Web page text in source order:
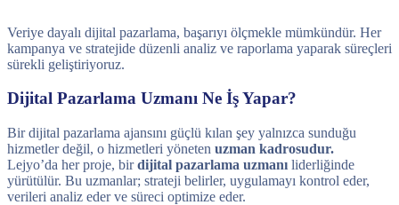
Veriye dayalı dijital pazarlama, başarıyı ölçmekle mümkündür. Her
kampanya ve stratejide düzenli analiz ve raporlama yaparak süreçleri
sürekli geliştiriyoruz.
Dijital Pazarlama Uzmanı Ne İş Yapar?
Bir dijital pazarlama ajansını güçlü kılan şey yalnızca sunduğu
hizmetler değil, o hizmetleri yöneten uzman kadrosudur.
Lejyo’da her proje, birdijital pazarlama uzmanı liderliğinde
yürütülür. Bu uzmanlar; strateji belirler, uygulamayı kontrol eder,
verileri analiz eder ve süreci optimize eder.